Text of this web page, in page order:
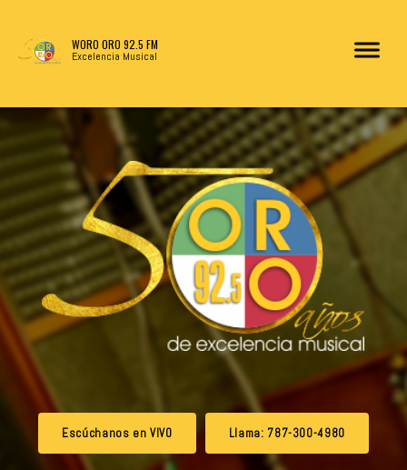
WORO ORO 92.5 FM
Excelencia Musical
Escúchanos en VIVO Llama: 787-300-4980